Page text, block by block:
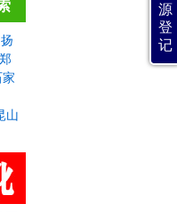
扬
郑
山
源
登
记